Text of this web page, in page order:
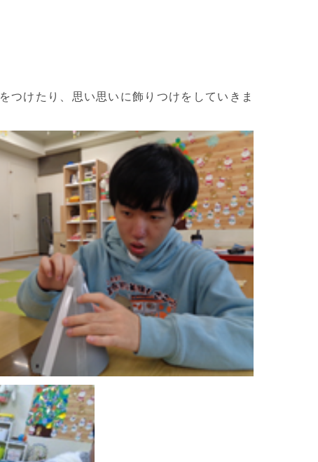
つけたり、思い思いに飾りつけをしていきま